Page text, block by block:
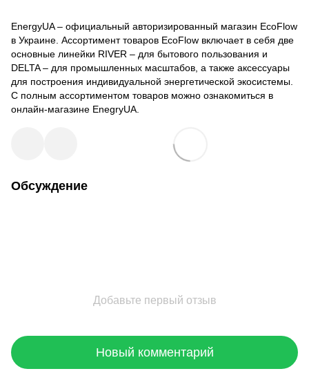
EnergyUA – официальный авторизированный магазин EcoFlow
в Украине. Ассортимент товаров EcoFlow включает в себя две
основные линейки RIVER – для бытового пользования и
DELTA – для промышленных масштабов, а также аксессуары
для построения индивидуальной энергетической экосистемы.
С полным ассортиментом товаров можно ознакомиться в
онлайн-магазине EnegryUA
Обсуждение
Добавьте первый отзыв
Новый комментарий